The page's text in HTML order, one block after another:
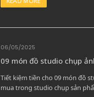
06/05/2025
09 món đồ studio chụp
Tiết kiệm tiền cho 09 món đồ
mua trong studio chụp sản